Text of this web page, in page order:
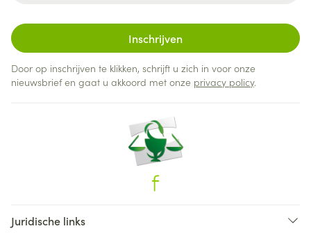
Inschrijven
Door op inschrijven te klikken, schrijft u zich in voor onze
nieuwsbrief en gaat u akkoord met onze privacy policy.
Juridische links